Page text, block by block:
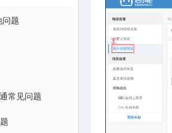
题
常见问题